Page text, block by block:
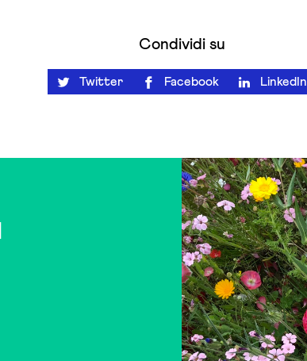
Condividi su
Twitter Facebook LinkedIn